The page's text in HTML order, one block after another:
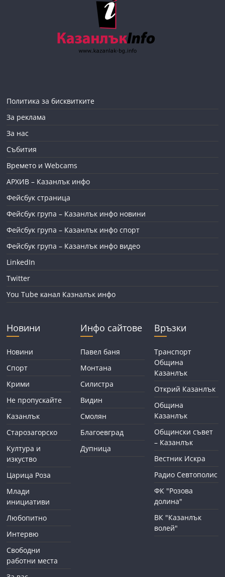
Политика за бисквитките
За реклама
За нас
Събития
Времето и Webcams
АРХИВ – Казанлък инфо
Фейсбук страница
Фейсбук група – Казанлък инфо новини
Фейсбук група – Казанлък инфо спорт
Фейсбук група – Казанлък инфо видео
LinkedIn
Twitter
You Tube канал Казналък инфо
Новини
Новини
Спорт
Крими
Не пропускайте
Казанлък
Старозагорско
Култура и
изкуство
Царица Роза
Млади
инициативи
Любопитно
Интервю
Свободни
работни места
Инфо сайтове
Павел баня
Монтана
Силистра
Видин
Смолян
Благоевград
Дупница
Връзки
Транспорт
Община
Казанлък
Открий Казанлък
Община
Казанлък
Общински съвет
– Казанлък
Вестник Искра
Радио Севтополис
ФК "Розова
долина"
ВК "Казанлък
волей"